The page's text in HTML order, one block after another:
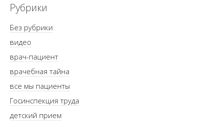
Рубрики
Без рубрики
видео
врач-пациент
врачебная тайна
все мы пациенты
Госинспекция труда
детский прием